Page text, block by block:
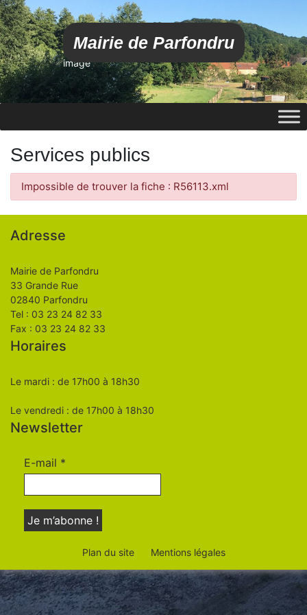
Mairie de Parfondru
image
Services publics
Impossible de trouver la fiche : R56113.xml
Adresse
Mairie de Parfondru
33 Grande Rue
02840 Parfondru
Tel : 03 23 24 82 33
Fax : 03 23 24 82 33
Horaires
Le mardi : de 17h00 à 18h30
Le vendredi : de 17h00 à 18h30
Newsletter
E-mail *
Plan du site Mentions légales